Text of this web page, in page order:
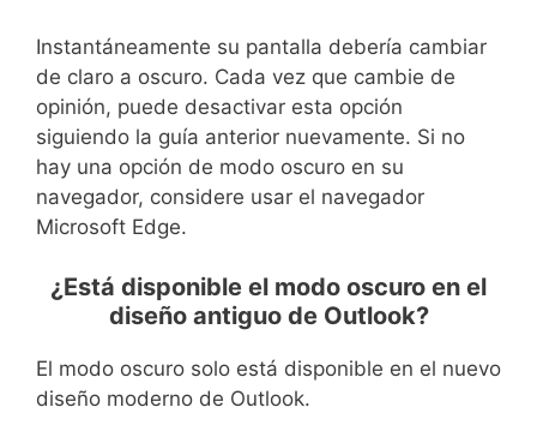
Instantáneamente su pantalla debería cambiar
de claro a oscuro. Cada vez que cambie de
opinión, puede desactivar esta opción
siguiendo la guía anterior nuevamente. Si no
hay una opción de modo oscuro en su
navegador, considere usar el navegador
Microsoft Edge.
¿Está disponible el modo oscuro en el
diseño antiguo de Outlook?
El modo oscuro solo está disponible en el nuevo
diseño moderno de Outlook.